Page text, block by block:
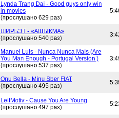
Lynda Trang Dai - Good guys only win
in movies
(прослушано 629 раз)
ШИРБЭТ - «АШЫКМА»
(прослушано 540 раз)
Manuel Luis - Nunca Nunca Mais (Are
You Man Enough - Portugal Version )
(прослушано 537 раз)
Onu Bella - Minu Sber FIAT
(прослушано 495 раз)
LeitMotiv - Cause You Are Young
(прослушано 497 раз)